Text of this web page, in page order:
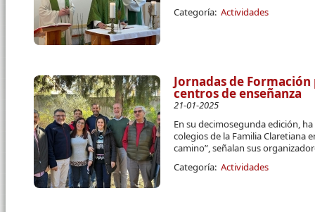
Categoría: Actividades
Jornadas de
centros de enseñanza
21-01-2025
En su decimosegunda edición,
colegios de la Familia Claretiana
camino”, señalan sus
Categoría: Actividades